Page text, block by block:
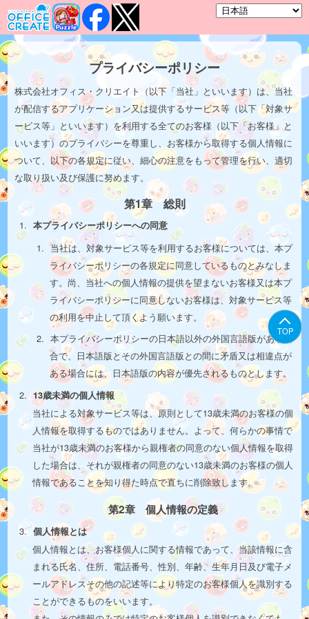
プライバシーポリシー
株式会社オフィス・クリエイト（以下「当社」といいます）は、当社
が配信するアプリケーション又は提供するサービス等（以下「対象サ
ービス等」といいます）を利用する全てのお客様（以下「お客様」と
いいます）のプライバシーを尊重し、お客様から取得する個人情報に
ついて、以下の各規定に従い、細心の注意をもって管理を行い、適切
な取り扱い及び保護に努めます。
第1章 総則
本プライバシーポリシーへの同意
当社は、対象サービス等を利用するお客様については、本プ
ライバシーポリシーの各規定に同意しているものとみなしま
す。尚、当社への個人情報の提供を望まないお客様又は本プ
ライバシーポリシーに同意しないお客様は、対象サービス等
の利用を中止して頂くよう願います。
本プライバシーポリシーの日本語以外の外国言語版がある場
合で、日本語版とその外国言語版との間に矛盾又は相違点が
ある場合には、日本語版の内容が優先されるものとします。
13歳未満の個人情報
当社による対象サービス等は、原則として13歳未満のお客様の個
人情報を取得するものではありません。よって、何らかの事情で
当社が13歳未満のお客様から親権者の同意のない個人情報を取得
した場合は、それが親権者の同意のない13歳未満のお客様の個人
情報であることを知り得た時点で直ちに削除致します。
第2章 個人情報の定義
個人情報とは
個人情報とは、お客様個人に関する情報であって、当該情報に含
まれる氏名、住所、電話番号、性別、年齢、生年月日及び電子メ
ールアドレスその他の記述等により特定のお客様個人を識別する
ことができるものをいいます。
TOP